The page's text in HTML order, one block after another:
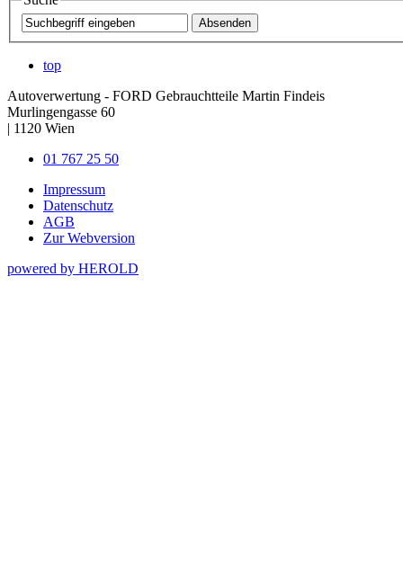
top
Autoverwertung - FORD Gebrauchtteile Martin Findeis
Murlingengasse 60
| 1120 Wien
01 767 25 50
Impressum
Datenschutz
AGB
Zur Webversion
powered by HEROLD